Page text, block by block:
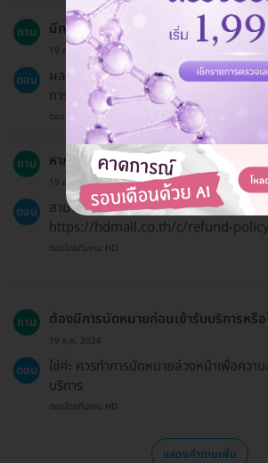
ถาม มีความเสี่ยงหรือผลข้างเคียงจากการท
19 ธ.ค. 2024
ตอบ
ผลข้างเคียงที่อาจเกิดขึ้นได้รวมถึงการรู้สึ
การปรับตัวกับฟันปลอม
ตอบโดยทีมงาน HD
ถาม หากเปลี่ยนใจ ต้องการขอคืนเงินทำได้ไหม?
19 ธ.ค. 2024
ตอบ
สามารถขอคืนเงินได้ตามนโยบายการคืนเงิน
https://hdmall.co.th/c/refund-
ตอบโดยทีมงาน HD
ถาม ต้องมีการนัดหมายก่อนเข้ารับบริการหรือ
19 ธ.ค. 2024
ตอบ
ใช่ค่ะ ควรทำการนัดหมายล่วงหน้าเพื่อความ
บริการ
ตอบโดยทีมงาน HD
แสดงคำถามเพิ่ม